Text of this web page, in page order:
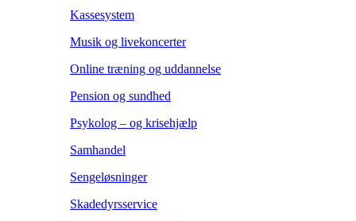
Kassesystem
Musik og livekoncerter
Online træning og uddannelse
Pension og sundhed
Psykolog – og krisehjælp
Samhandel
Sengeløsninger
Skadedyrsservice